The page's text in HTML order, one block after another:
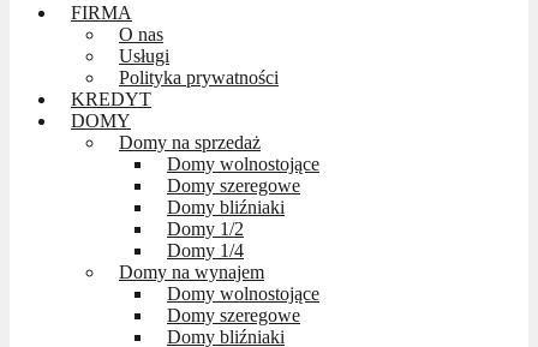
FIRMA
O nas
Usługi
Polityka prywatności
KREDYT
DOMY
Domy na sprzedaż
Domy wolnostojące
Domy szeregowe
Domy bliźniaki
Domy 1/2
Domy 1/4
Domy na wynajem
Domy wolnostojące
Domy szeregowe
Domy bliźniaki